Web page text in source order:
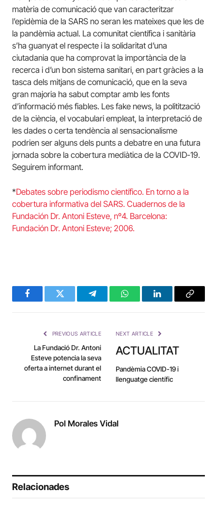
matèria de comunicació que van caracteritzar
l’epidèmia de la SARS no seran les mateixes que les de
la pandèmia actual. La comunitat científica i sanitària
s’ha guanyat el respecte i la solidaritat d’una
ciutadania que ha comprovat la importància de la
recerca i d’un bon sistema sanitari, en part gràcies a la
tasca dels mitjans de comunicació, que en la seva
gran majoria ha sabut comptar amb les fonts
d’informació més fiables. Les fake news, la politització
de la ciència, el vocabulari empleat, la interpretació de
les dades o certa tendència al sensacionalisme
podrien ser alguns dels punts a debatre en una futura
jornada sobre la cobertura mediàtica de la COVID-19.
Seguirem informant.
*Debates sobre periodismo científico. En torno a la
cobertura informativa del SARS. Cuadernos de la
Fundación Dr. Antoni Esteve, nº4. Barcelona:
Fundación Dr. Antoni Esteve; 2006.
FacebookTwitter TelegramWhatsAppLinkedInCopy
PREVIOUS ARTICLE
La Fundació Dr. Antoni
Esteve potencia la seva
oferta a internet durant el
confinament
NEXT ARTICLE
ACTUALITAT
Pandèmia COVID-19 i
llenguatge científic
Pol Morales Vidal
Relacionades